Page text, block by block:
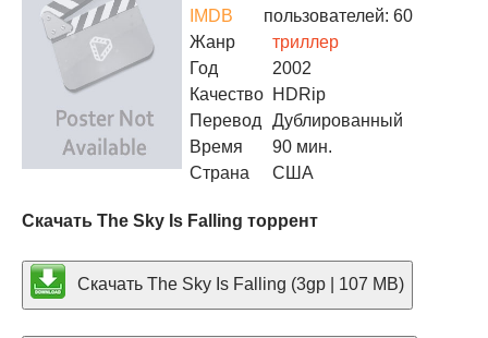
IMDB
пользователей: 60
Жанр
триллер
Год
2002
Качество HDRip
Перевод
Дублированный
Время
90 мин.
Страна
США
Скачать The Sky Is Falling торрент
Скачать The Sky Is Falling (3gp | 107 MB)